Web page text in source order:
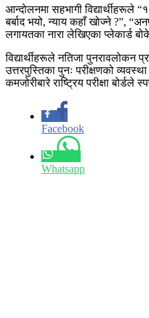
आन्दोलनमा सहभागी विद्यार्थीहरूले
बर्बाद भयो, न्याय कहाँ खोज्ने ?”,
लगायतका नारा लेखिएका प्लेकार्ड
विद्यार्थीहरूले नतिजा पुनरावलोकन
उत्तरपुस्तिका पुनः परीक्षणको
कमजोरीबारे राष्ट्रिय परीक्षा बोर्डले
Facebook
Whatsapp